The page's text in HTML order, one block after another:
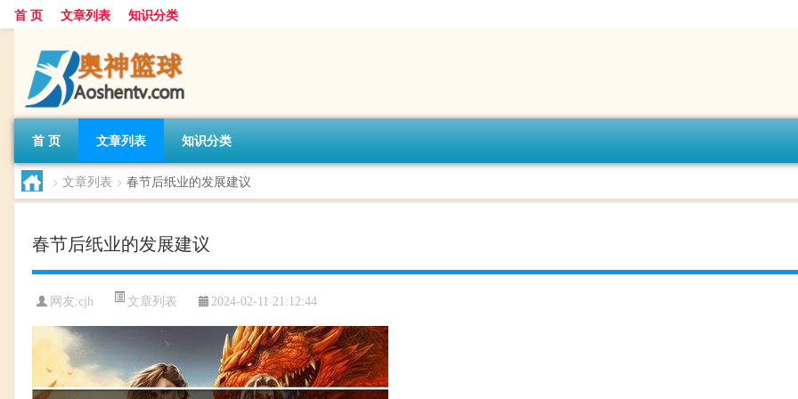
首 页 文章列表 知识分类
首 页 文章列表 知识分类
> 文章列表 > 春节后纸业的发展建议
春节后纸业的发展建议
网友:cjh 文章列表 2024-02-11 21:12:44